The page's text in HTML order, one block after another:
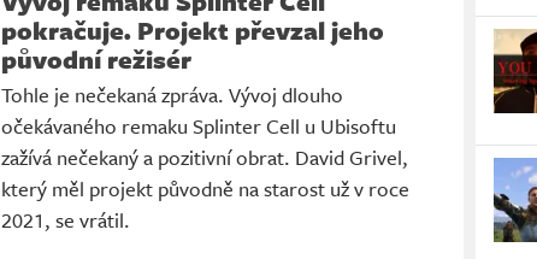
pokračuje. Projekt převzal jeho
původní režisér
Tohle je nečekaná zpráva. Vývoj dlouho
očekávaného remaku Splinter Cell u Ubisoftu
zažívá nečekaný a pozitivní obrat. David Grivel,
který měl projekt původně na starost už v roce
2021, se vrátil.